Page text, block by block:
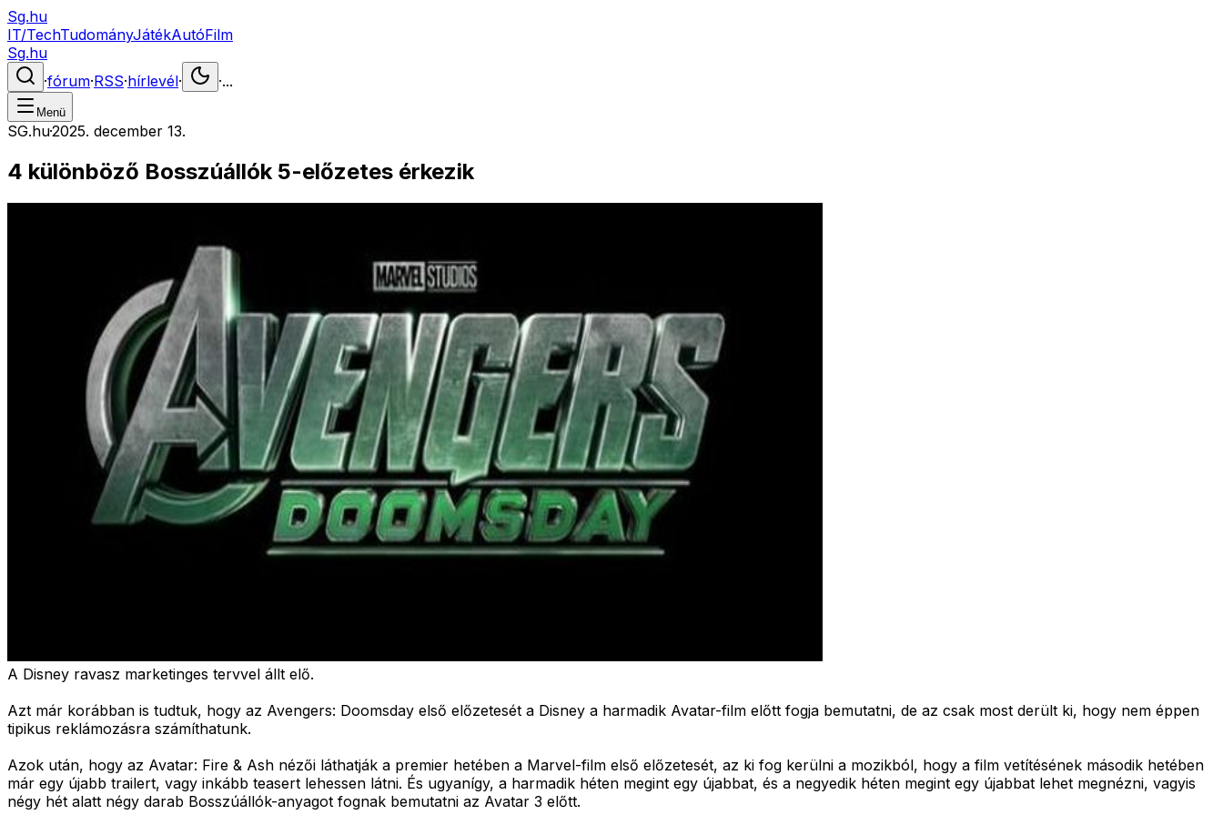
Sg.hu
IT/TechTudományJátékAutóFilm
Sg.hu
·fórum·RSS·hírlevél· ·...
Menü
SG.hu·2025. december 13.
4 különböző Bosszúállók 5-előzetes érkezik
A Disney ravasz marketinges tervvel állt elő.
Azt már korábban is tudtuk, hogy az Avengers: Doomsday első előzetesét a Disney a harmadik Avatar-film előtt fogja bemutatni, de az csak most derült ki, hogy nem éppen
tipikus reklámozásra számíthatunk.
Azok után, hogy az Avatar: Fire & Ash nézői láthatják a premier hetében a Marvel-film első előzetesét, az ki fog kerülni a mozikból, hogy a film vetítésének második hetében
már egy újabb trailert, vagy inkább teasert lehessen látni. És ugyanígy, a harmadik héten megint egy újabbat, és a negyedik héten megint egy újabbat lehet megnézni, vagyis
négy hét alatt négy darab Bosszúállók-anyagot fognak bemutatni az Avatar 3 előtt.